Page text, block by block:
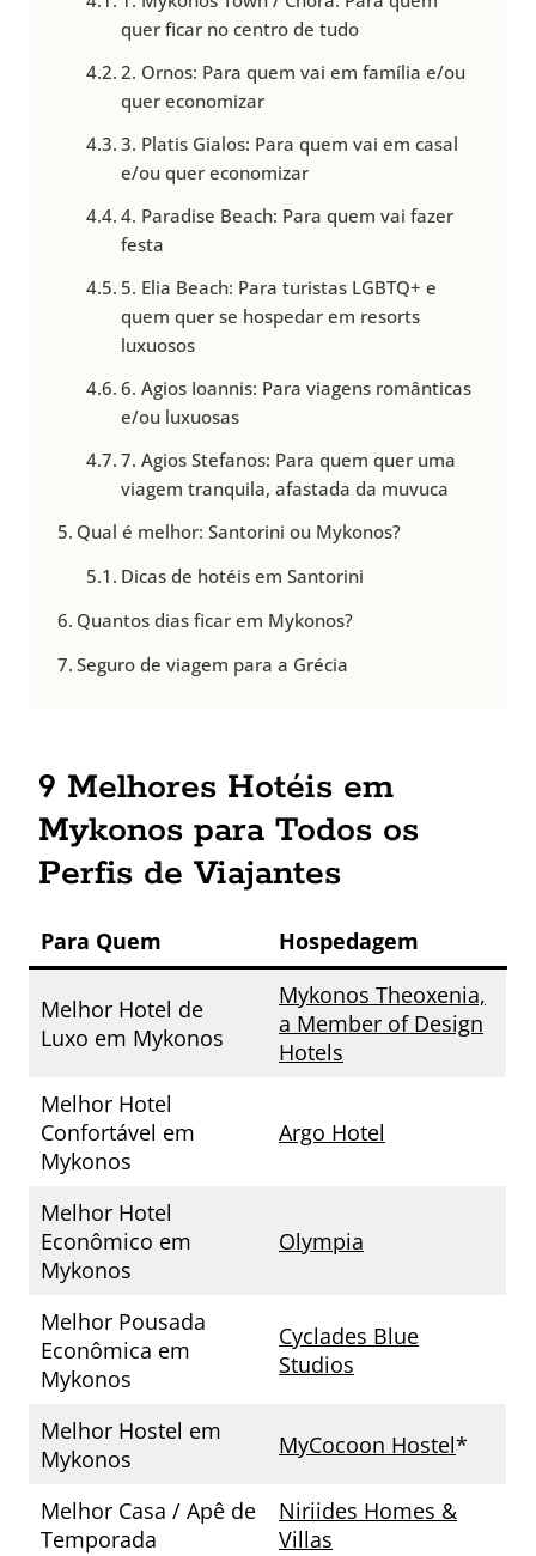
quer ficar no centro de tudo
2. Ornos: Para quem vai em família e/ou
quer economizar
3. Platis Gialos: Para quem vai em casal
e/ou quer economizar
4. Paradise Beach: Para quem vai fazer
festa
5. Elia Beach: Para turistas LGBTQ+ e
quem quer se hospedar em resorts
luxuosos
6. Agios Ioannis: Para viagens românticas
e/ou luxuosas
7. Agios Stefanos: Para quem quer uma
viagem tranquila, afastada da muvuca
Qual é melhor: Santorini ou Mykonos?
Dicas de hotéis em Santorini
Quantos dias ficar em Mykonos?
Seguro de viagem para a Grécia
9 Melhores Hotéis em
Mykonos para Todos os
Perfis de Viajantes
Para Quem Hospedagem
Melhor Hotel de
Luxo em Mykonos
Mykonos Theoxenia,
a Member of Design
Hotels
Melhor Hotel
Confortável em
Mykonos
Argo Hotel
Melhor Hotel
Econômico em
Mykonos
Olympia
Melhor Pousada
Econômica em
Mykonos
Cyclades Blue
Studios
Melhor Hostel em
Mykonos
MyCocoon Hostel*
Melhor Casa / Apê de
Temporada
Niriides Homes &
Villas